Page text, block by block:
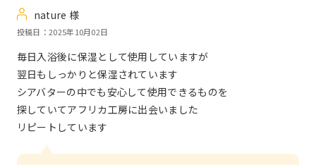
nature 様
投稿日：2025年10月02日
毎日入浴後に保湿として使用していますが
翌日もしっかりと保湿されています
シアバターの中でも安心して使用できるものを
探していてアフリカ工房に出会いました
リピートしています